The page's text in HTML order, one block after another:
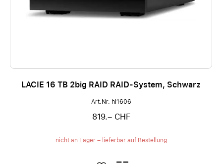
LACIE 16 TB 2big RAID RAID-System, Schwarz
Art.Nr. hl1606
819.– CHF
nicht an Lager – lieferbar auf Bestellung